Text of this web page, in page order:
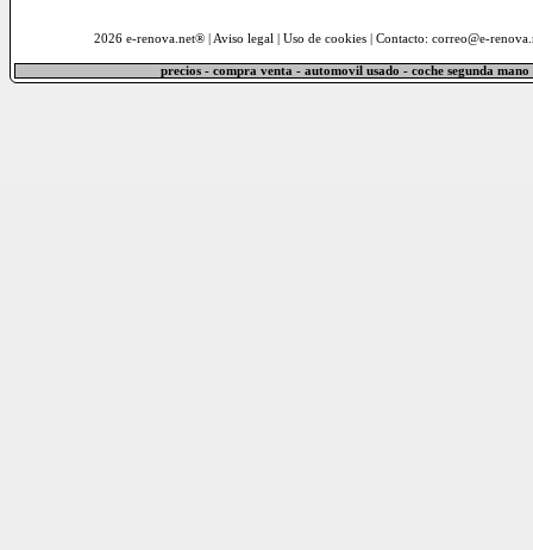
2026 e-renova.net® | Aviso legal Uso de cookies| Contacto: correo@e-
precios - compra venta - automovil usado - coche segunda mano